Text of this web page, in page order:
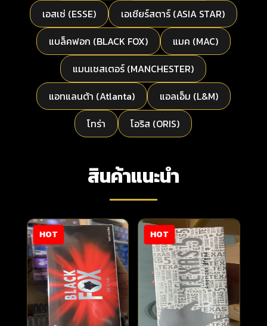
เอสเซ่ (ESSE)
เอเชียร์สตาร์ (ASIA STAR)
แบล็คฟอก (BLACK FOX)
แมค (MAC)
แมนเชสเตอร์ (MANCHESTER)
แอทแลนต้า (Atlanta)
แอลเอ็ม (L&M)
โทร่า
โอริส (ORIS)
สินค้าแนะนำ
HOT HOT